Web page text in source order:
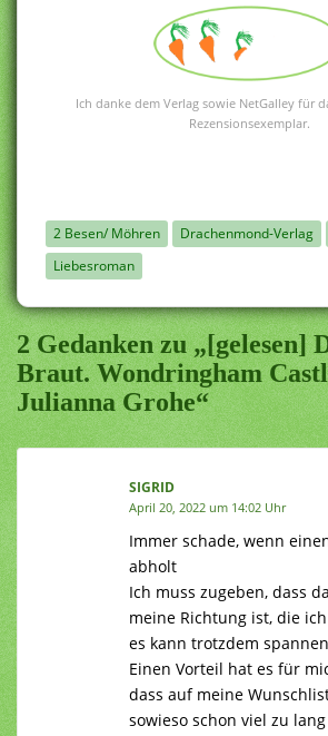
Ich danke dem Verlag sowie NetGalley für
Rezensionsexemplar.
2 Besen/ Möhren Drachenmond-Verlag
Liebesroman
2 Gedanken zu „[gelesen]
Braut. Wondringham
Julianna Grohe“
SIGRID
April 20, 2022 um 14:02 Uhr
Immer schade, wenn
abholt
Ich muss zugeben, dass
meine Richtung ist, die
es kann trotzdem
Einen Vorteil hat es für
dass auf meine
sowieso schon viel zu